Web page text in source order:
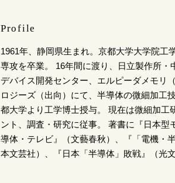
Profile
1961年、静岡県生まれ。京都大学大学院工
専攻を卒業。 16年間に渡り、日立製作所・
デバイス開発センター、エルピーダメモリ
ロジーズ（出向）にて、半導体の微細加工
都大学より工学博士授与。 現在は微細加工
ント、調査・研究に従事。 著書に『日本
導体・テレビ』（文藝春秋）、『「電機・
本文芸社）、『日本「半導体」敗戦』（光